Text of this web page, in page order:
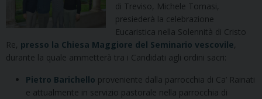
di Treviso, Michele Tomasi,
presiederà la celebrazione
Eucaristica nella Solennità di Cristo
Re, presso la Chiesa Maggiore del Seminario vescovile,
durante la quale ammetterà tra i Candidati agli ordini sacri:
Pietro Barichello proveniente dalla parrocchia di Ca’ Rainati
e attualmente in servizio pastorale nella parrocchia di